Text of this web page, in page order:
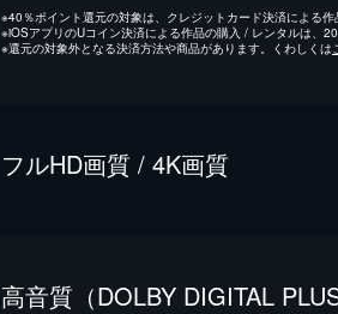
※40％ポイント還元の対象は、クレジットカード決済による作
※iOSアプリのUコイン決済による作品の購入 / レンタルは、20
※還元の対象外となる決済方法や商品があります。くわしくは
フルHD画質 / 4K画質
⾼⾳質（DOLBY DIGITAL PLUS